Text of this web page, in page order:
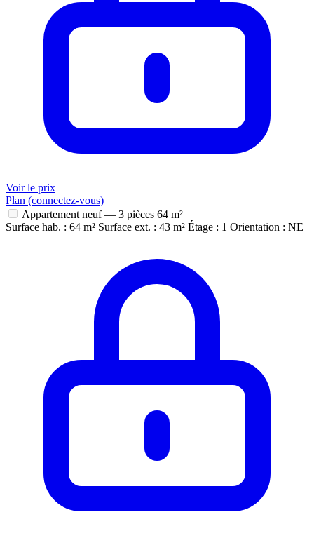
Voir le prix
Plan (connectez-vous)
Appartement neuf — 3 pièces 64 m²
Surface hab. : 64 m² Surface ext. : 43 m² Étage : 1 Orientation : NE